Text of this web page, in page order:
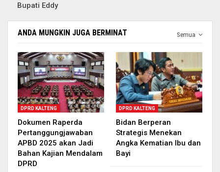
Bupati Eddy
Semua
ANDA MUNGKIN JUGA BERMINAT
DPRD KALTENG
Dokumen Raperda
Pertanggungjawaban
APBD 2025 akan Jadi
Bahan Kajian Mendalam
DPRD
DPRD KALTENG
Bidan Berperan
Strategis Menekan
Angka Kematian Ibu dan
Bayi